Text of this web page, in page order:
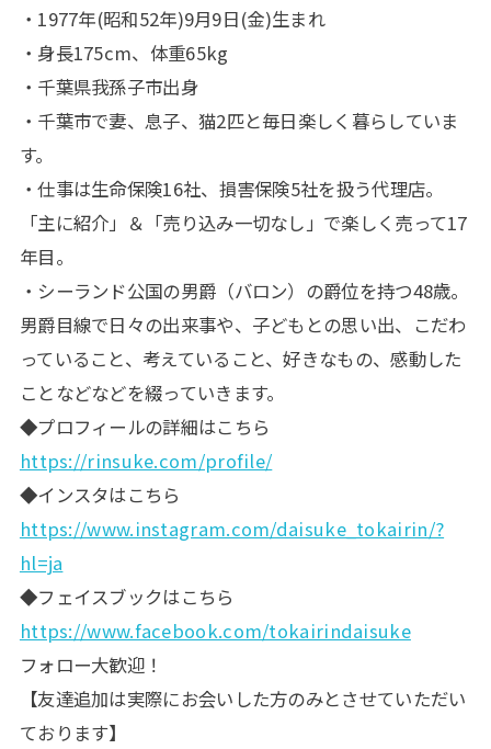
・1977年(昭和52年)9月9日(金)生まれ
・身長175cm、体重65kg
・千葉県我孫子市出身
・千葉市で妻、息子、猫2匹と毎日楽しく暮らしていま
す。
・仕事は生命保険16社、損害保険5社を扱う代理店。
「主に紹介」＆「売り込み一切なし」で楽しく売って17
年目。
・シーランド公国の男爵（バロン）の爵位を持つ48歳。
男爵目線で日々の出来事や、子どもとの思い出、こだわ
っていること、考えていること、好きなもの、感動した
ことなどなどを綴っていきます。
◆プロフィールの詳細はこちら
https://rinsuke.com/profile/
◆インスタはこちら
https://www.instagram.com/daisuke_tokairin/?
hl=ja
◆フェイスブックはこちら
https://www.facebook.com/tokairindaisuke
フォロー大歓迎！
【友達追加は実際にお会いした方のみとさせていただい
ております】